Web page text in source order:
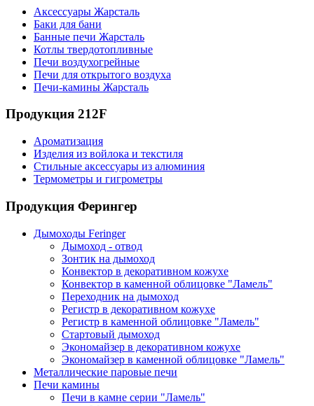
Аксессуары Жарсталь
Баки для бани
Банные печи Жарсталь
Котлы твердотопливные
Печи воздухогрейные
Печи для открытого воздуха
Печи-камины Жарсталь
Продукция 212F
Ароматизация
Изделия из войлока и текстиля
Стильные аксессуары из алюминия
Термометры и гигрометры
Продукция Ферингер
Дымоходы Feringer
Дымоход - отвод
Зонтик на дымоход
Конвектор в декоративном кожухе
Конвектор в каменной облицовке "Ламель"
Переходник на дымоход
Регистр в декоративном кожухе
Регистр в каменной облицовке "Ламель"
Стартовый дымоход
Экономайзер в декоративном кожухе
Экономайзер в каменной облицовке "Ламель"
Металлические паровые печи
Печи камины
Печи в камне серии "Ламель"